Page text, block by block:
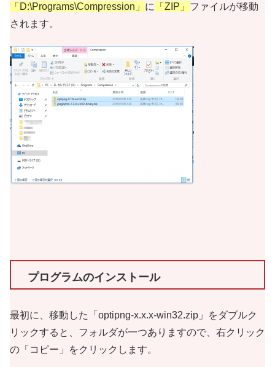
「D:\Programs\Compression」 に 「ZIP」 ファイルが移動
されます。
プログラムのインストール
最初に、移動した「optipng-x.x.x-win32.zip」をダブルク
リックすると、フォルダが一つありますので、右クリック
の「コピー」をクリックします。